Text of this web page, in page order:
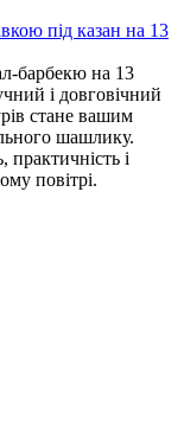
під казан на 13
барбекю на 13
і довговічний
стане вашим
шашлику.
практичність і
повітрі.